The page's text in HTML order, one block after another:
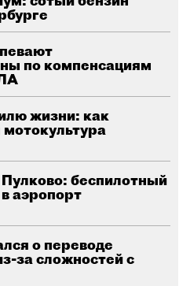
по компенсациям
жизни: как
беспилотный
аэропорт
о переводе
за сложностей с